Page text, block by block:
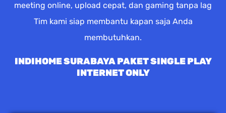
meeting online, upload cepat, dan gaming tanpa lag
Tim kami siap membantu kapan saja Anda
membutuhkan.
INDIHOME SURABAYA PAKET SINGLE PLAY
INTERNET ONLY